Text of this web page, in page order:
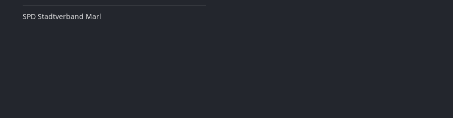
SPD Stadtverband Marl